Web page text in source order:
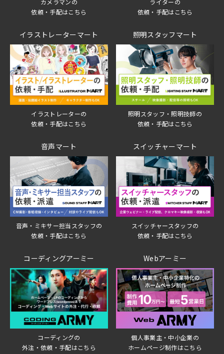
カメラマンの
依頼・手配はこちら
依頼・手配はこちら
イラストレーターマート
イラストレーターの
依頼・手配はこちら
照明スタッフマート
照明スタッフ・照明技師の
依頼・手配はこちら
音声マート
音声・ミキサー担当スタッフの
依頼・手配はこちら
スイッチャーマート
スイッチャースタッフの
依頼・手配はこちら
コーディングアーミー
コーディングの
外注・依頼・手配はこちら
Webアーミー
個人事業主・中小企業の
ホームページ制作はこちら